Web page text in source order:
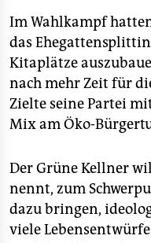
Im Wahlkampf
das
Kitaplätze
nach mehr Zeit für
Zielte seine Partei
Mix am Öko-
Der Grüne Kellner
nennt, zum
dazu bringen,
viele